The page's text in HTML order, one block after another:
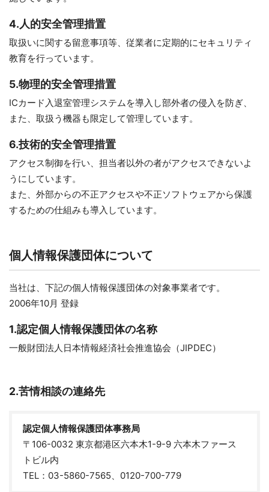
4.人的安全管理措置
取扱いに関する留意事項等、従業者に定期的にセキュリティ
教育を行っています。
5.物理的安全管理措置
ICカード入退室管理システムを導入し部外者の侵入を防ぎ、
また、取扱う機器も限定して管理しています。
6.技術的安全管理措置
アクセス制御を行い、担当者以外の者がアクセスできないよ
うにしています。
また、外部からの不正アクセスや不正ソフトウェアから保護
するための仕組みも導入しています。
個人情報保護団体について
当社は、下記の個人情報保護団体の対象事業者です。
2006年10月 登録
1.認定個人情報保護団体の名称
一般財団法人日本情報経済社会推進協会（JIPDEC）
2.苦情相談の連絡先
認定個人情報保護団体事務局
〒106-0032 東京都港区六本木1-9-9 六本木ファース
トビル内
TEL：03-5860-7565、0120-700-779